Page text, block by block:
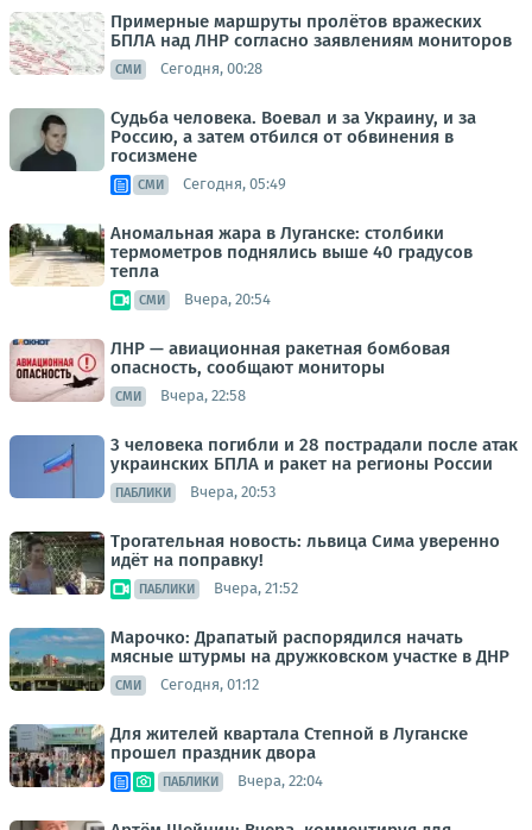
Примерные маршруты пролётов вражеских
БПЛА над ЛНР согласно заявлениям мониторов
СМИ Сегодня, 00:28
Судьба человека. Воевал и за Украину, и за
Россию, а затем отбился от обвинения в
госизмене
СМИ Сегодня, 05:49
Аномальная жара в Луганске: столбики
термометров поднялись выше 40 градусов
тепла
СМИ Вчера, 20:54
ЛНР — авиационная ракетная бомбовая
опасность, сообщают мониторы
СМИ Вчера, 22:58
3 человека погибли и 28 пострадали после атак
украинских БПЛА и ракет на регионы России
ПАБЛИКИ Вчера, 20:53
Трогательная новость: львица Сима уверенно
идёт на поправку!
ПАБЛИКИ Вчера, 21:52
Марочко: Драпатый распорядился начать
мясные штурмы на дружковском участке в ДНР
СМИ Сегодня, 01:12
Для жителей квартала Степной в Луганске
прошел праздник двора
ПАБЛИКИ Вчера, 22:04